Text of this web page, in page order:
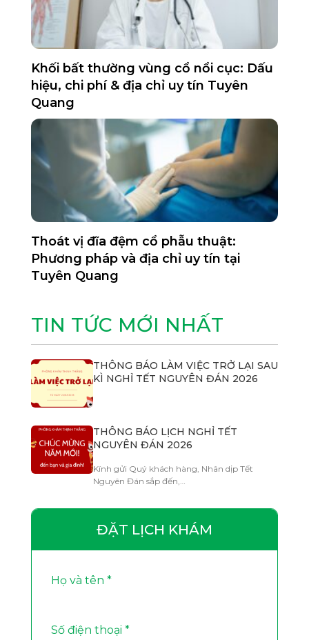
Khối bất thường vùng cổ nổi cục: Dấu
hiệu, chi phí & địa chỉ uy tín Tuyên
Quang
Thoát vị đĩa đệm cổ phẫu thuật:
Phương pháp và địa chỉ uy tín tại
Tuyên Quang
TIN TỨC MỚI NHẤT
THÔNG BÁO LÀM VIỆC TRỞ LẠI SAU
KÌ NGHỈ TẾT NGUYÊN ĐÁN 2026
THÔNG BÁO LỊCH NGHỈ TẾT
NGUYÊN ĐÁN 2026
Kính gửi Quý khách hàng, Nhân dịp Tết
Nguyên Đán sắp đến,…
ĐẶT LỊCH KHÁM